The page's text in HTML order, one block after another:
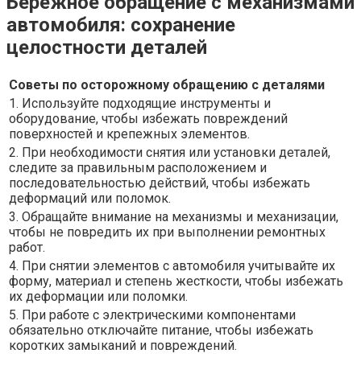
автомобиля: сохранение
целостности деталей
Советы по осторожному обращению с деталями
1. Используйте подходящие инструменты и
оборудование, чтобы избежать повреждений
поверхностей и крепежных элементов.
2. При необходимости снятия или установки деталей,
следите за правильным расположением и
последовательностью действий, чтобы избежать
деформаций или поломок.
3. Обращайте внимание на механизмы и механизации,
чтобы не повредить их при выполнении ремонтных
работ.
4. При снятии элементов с автомобиля учитывайте их
форму, материал и степень жесткости, чтобы избежать
их деформации или поломки.
5. При работе с электрическими компонентами
обязательно отключайте питание, чтобы избежать
коротких замыканий и повреждений.